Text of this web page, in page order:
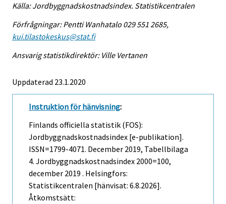
Källa: Jordbyggnadskostnadsindex. Statistikcentralen
Förfrågningar: Pentti Wanhatalo 029 551 2685,
kui.tilastokeskus@stat.fi
Ansvarig statistikdirektör: Ville Vertanen
Uppdaterad 23.1.2020
Instruktion för hänvisning:
Finlands officiella statistik (FOS):
Jordbyggnadskostnadsindex [e-publikation].
ISSN=1799-4071. December 2019, Tabellbilaga
4. Jordbyggnadskostnadsindex 2000=100,
december 2019 . Helsingfors:
Statistikcentralen [hänvisat: 6.8.2026].
Åtkomstsätt: